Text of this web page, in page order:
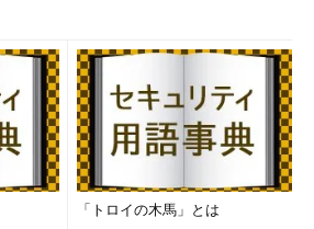
「トロイの木馬」とは